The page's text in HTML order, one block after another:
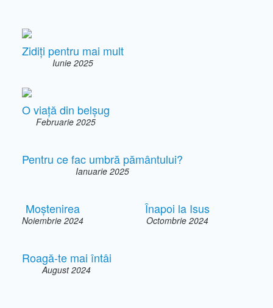
Zidiți pentru mai mult
Iunie 2025
O viață din belșug
Februarie 2025
Pentru ce fac umbră pământului?
Ianuarie 2025
Moștenirea
Noiembrie 2024
Înapoi la Isus
Octombrie 2024
Roagă-te mai întâi
August 2024